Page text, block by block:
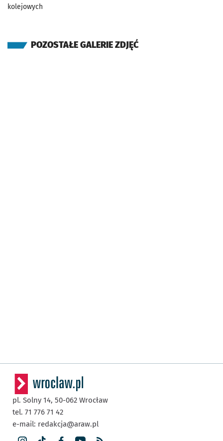
kolejowych
POZOSTAŁE GALERIE ZDJĘĆ
pl. Solny 14, 50-062 Wrocław
tel. 71 776 71 42
e-mail: redakcja@araw.pl